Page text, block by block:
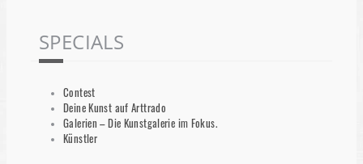
SPECIALS
Contest
Deine Kunst auf Arttrado
Galerien – Die Kunstgalerie im Fokus.
Künstler